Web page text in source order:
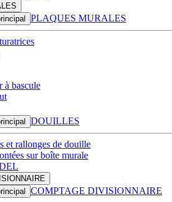
PLAQUES MURALES
à bascule
DOUILLES
et rallonges de douille
sur boîte murale
COMPTAGE DIVISIONNAIRE